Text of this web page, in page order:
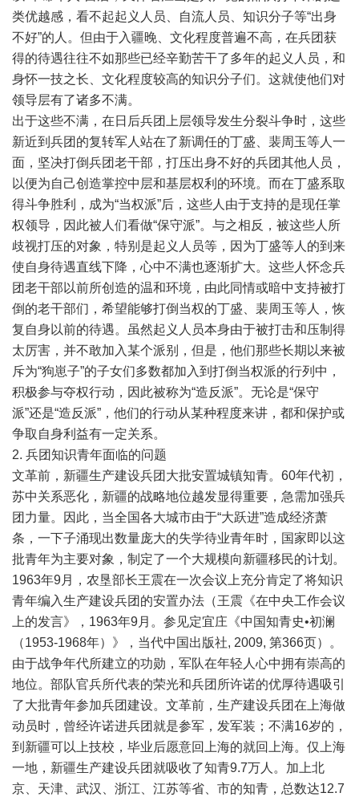
类优越感，看不起起义人员、自流人员、知识分子等“出身
不好”的人。但由于入疆晚、文化程度普遍不高，在兵团获
得的待遇往往不如那些已经辛勤苦干了多年的起义人员，和
身怀一技之长、文化程度较高的知识分子们。这就使他们对
领导层有了诸多不满。
出于这些不满，在日后兵团上层领导发生分裂斗争时，这些
新近到兵团的复转军人站在了新调任的丁盛、裴周玉等人一
面，坚决打倒兵团老干部，打压出身不好的兵团其他人员，
以便为自己创造掌控中层和基层权利的环境。而在丁盛系取
得斗争胜利，成为“当权派”后，这些人由于支持的是现任掌
权领导，因此被人们看做“保守派”。与之相反，被这些人所
歧视打压的对象，特别是起义人员等，因为丁盛等人的到来
使自身待遇直线下降，心中不满也逐渐扩大。这些人怀念兵
团老干部以前所创造的温和环境，由此同情或暗中支持被打
倒的老干部们，希望能够打倒当权的丁盛、裴周玉等人，恢
复自身以前的待遇。虽然起义人员本身由于被打击和压制得
太厉害，并不敢加入某个派别，但是，他们那些长期以来被
斥为“狗崽子”的子女们多数都加入到打倒当权派的行列中，
积极参与夺权行动，因此被称为“造反派”。无论是“保守
派”还是“造反派”，他们的行动从某种程度来讲，都和保护或
争取自身利益有一定关系。
2. 兵团知识青年面临的问题
文革前，新疆生产建设兵团大批安置城镇知青。60年代初，
苏中关系恶化，新疆的战略地位越发显得重要，急需加强兵
团力量。因此，当全国各大城市由于“大跃进”造成经济萧
条，一下子涌现出数量庞大的失学待业青年时，国家即以这
批青年为主要对象，制定了一个大规模向新疆移民的计划。
1963年9月，农垦部长王震在一次会议上充分肯定了将知识
青年编入生产建设兵团的安置办法（王震《在中央工作会议
上的发言》，1963年9月。参见定宜庄《中国知青史•初澜
（1953-1968年）》，当代中国出版社, 2009, 第366页）。
由于战争年代所建立的功勋，军队在年轻人心中拥有崇高的
地位。部队官兵所代表的荣光和兵团所许诺的优厚待遇吸引
了大批青年参加兵团建设。文革前，生产建设兵团在上海做
动员时，曾经许诺进兵团就是参军，发军装；不满16岁的，
到新疆可以上技校，毕业后愿意回上海的就回上海。仅上海
一地，新疆生产建设兵团就吸收了知青9.7万人。加上北
京、天津、武汉、浙江、江苏等省、市的知青，总数达12.7